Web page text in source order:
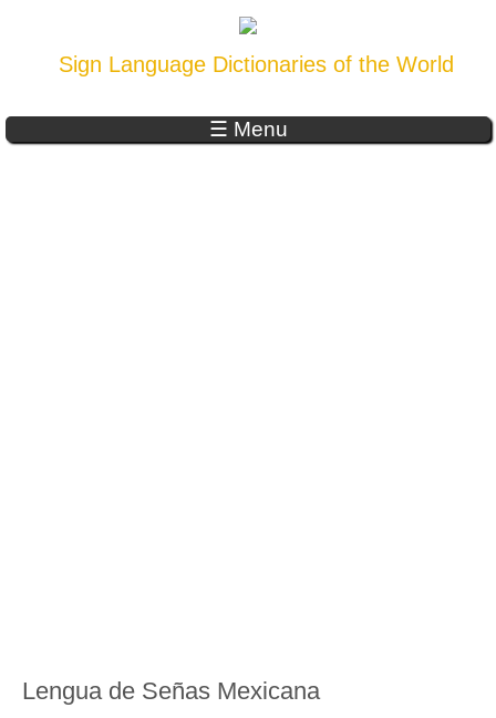
Sign Language Dictionaries of the World
☰ Menu
Lengua de Señas Mexicana